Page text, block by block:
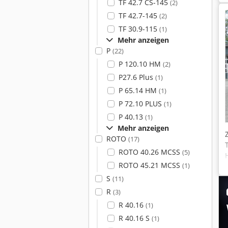
TF 42.7 CS-145 (2)
TF 42.7-145 (2)
TF 30.9-115 (1)
Mehr anzeigen
P (22)
P 120.10 HM (2)
P27.6 Plus (1)
P 65.14 HM (1)
P 72.10 PLUS (1)
P 40.13 (1)
Mehr anzeigen
ROTO (17)
ROTO 40.26 MCSS (5)
ROTO 45.21 MCSS (1)
S (11)
R (3)
R 40.16 (1)
R 40.16 S (1)